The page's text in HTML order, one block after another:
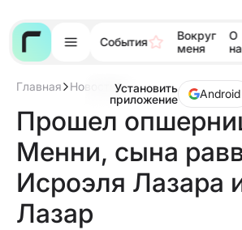
События
Вокруг
меня
О
Установить
приложение
Android
Главная Новости Прошел
опшерниш
Менни,
сына
раввина
Исроэля
Лазара
и
Хавы
Прошел
Менни, сына
Исроэля Лазара
Лазар